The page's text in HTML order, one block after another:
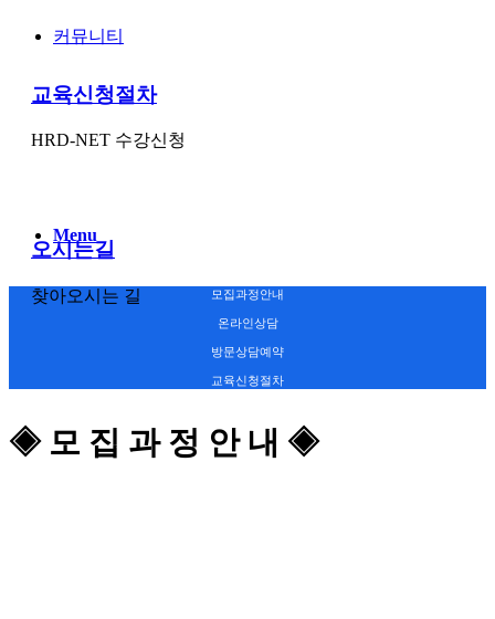
커뮤니티
Menu
교육신청절차
HRD-NET 수강신청
오시는길
찾아오시는 길 모집과정안내
온라인상담
방문상담예약
교육신청절차
◈ 모 집 과 정 안 내 ◈